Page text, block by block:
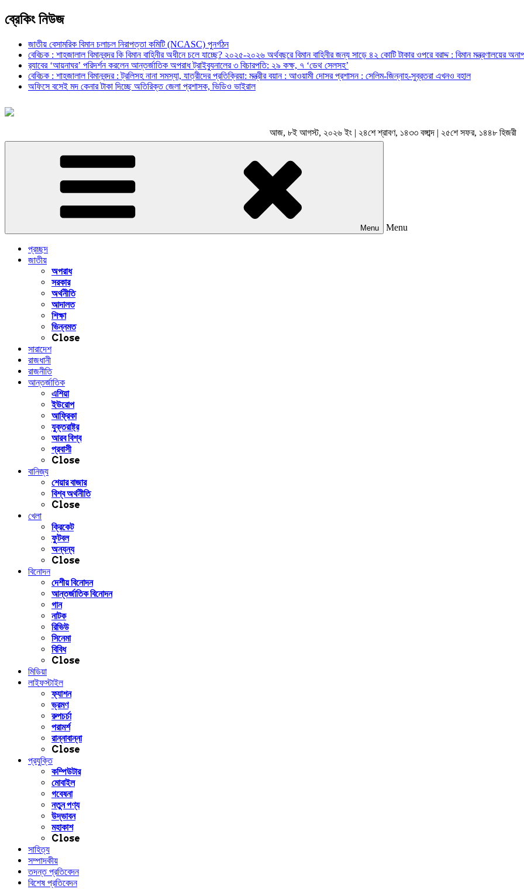
ব্রেকিং নিউজ
জাতীয় বেসামরিক বিমান চলাচল নিরাপত্তা কমিটি (NCASC) পুনর্গঠন
বেবিচক : শাহজালাল বিমানবন্দর কি বিমান বাহিনীর অধীনে চলে যাচ্ছে? ২০২৫-২০২৬ অর্থবছরে বিমান বাহিনীর জন্য সাড়ে ৪২ কোটি টাকার ওপরে বরাদ্দ : বিমান মন্ত্রণালয়ের
র‍্যাবের ‘আয়নাঘর’ পরিদর্শন করলেন আন্তর্জাতিক অপরাধ ট্রাইব্যুনালের ৩ বিচারপতি: ২৯ কক্ষ, ৭ ‘ডেথ সেলসহ’
বেবিচক : শাহজালাল বিমানবন্দর : ট্রলিসহ নানা সমস্যা, যাত্রীদের প্রতিক্রিয়া: মন্ত্রীর বয়ান : আওয়ামী দোসর প্রশাসন : সেলিম-জিন্নাহ-সুব্রতরা এখনও বহাল
অফিসে বসেই মদ কেনার টাকা দিচ্ছে অতিরিক্ত জেলা প্রশাসক, ভিডিও ভাইরাল
আজ, ৮ই আগস্ট, ২০২৬ ইং | ২৪শে শ্রাবণ, ১৪৩৩ বঙ্গাব্দ | ২৫শে সফর, ১৪৪৮ হিজরী
Menu Menu
প্রচ্ছদ
জাতীয়
অপরাধ
সরকার
অর্থনীতি
আদালত
শিক্ষা
ভিন্নমত
Close
সারাদেশ
রাজধানী
রাজনীতি
আন্তর্জাতিক
এশিয়া
ইউরোপ
আফ্রিকা
যুক্তরাষ্ট্র
আরব বিশ্ব
প্রবাসী
Close
বানিজ্য
শেয়ার বাজার
বিশ্ব অর্থনীতি
Close
খেলা
ক্রিকেট
ফুটবল
অন্যন্য
Close
বিনোদন
দেশীয় বিনোদন
আন্তর্জাতিক বিনোদন
গান
নাটক
রিভিউ
সিনেমা
বিবিধ
Close
মিডিয়া
লাইফস্টাইল
ফ্যাশন
ভ্রমণ
রুপচর্চা
পরামর্শ
রান্নাবান্না
Close
প্রযুক্তি
কম্পিউটার
মোবাইল
গবেষনা
নতুন পণ্য
উদ্ভাবন
মহাকাশ
Close
সাহিত্য
সম্পাদকীয়
তদন্ত প্রতিবেদন
বিশেষ প্রতিবেদন